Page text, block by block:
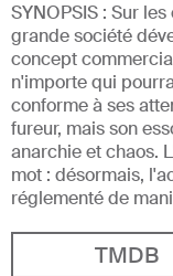
SYNOPSIS : Sur les
grande société
concept
n'importe qui
conforme à ses
fureur, mais son
anarchie et chaos.
mot : désormais,
réglementé de
TMDB